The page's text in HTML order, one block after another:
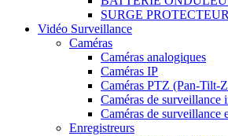
SURGE PROTECTEUR
Vidéo Surveillance
Caméras
Caméras analogiques
Caméras IP
Caméras PTZ (Pan-Tilt-
Caméras de surveillance
Caméras de surveillance
Enregistreurs